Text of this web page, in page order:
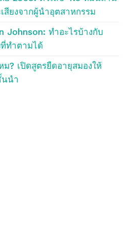
สียงจากผู้นำอุตสาหกรรม
Johnson: ทำอะไรบ้างกับ
ทำตามได้
ม? เปิดสูตรยืดอายุสมองให้
นำ